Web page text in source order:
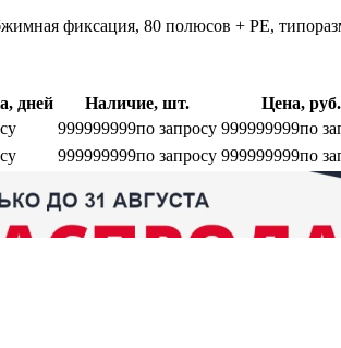
фиксация, 80 полюсов + PE,
дней Наличие, шт. Цена, руб.
999999999по запросу 999999999по
999999999по запросу 999999999по